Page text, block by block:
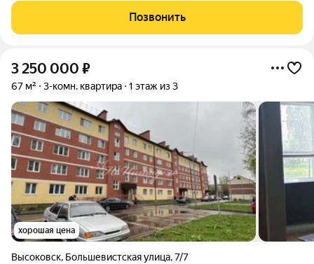
Химок. С юга и востока огромная приватная территория 10,8 га,
которая с одной
Позвонить
3 250 000 ₽
67 м² 3-комн. квартира 1 этаж из 3
хорошая цена
Высоковск, Большевистская улица,7/7